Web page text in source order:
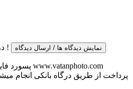
درباره این محصول نظر دهید ! نمایش دیدگاه ها / ارسال دیدگاه
پسورد فایل ها در صورت وجود www.vatanphoto.com
پرداخت از طریق درگاه بانکی انجام